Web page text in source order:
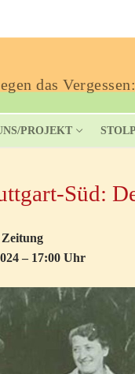
das
PROJEKT
Süd:
– 17:00 Uhr